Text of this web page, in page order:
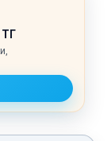
ТГ